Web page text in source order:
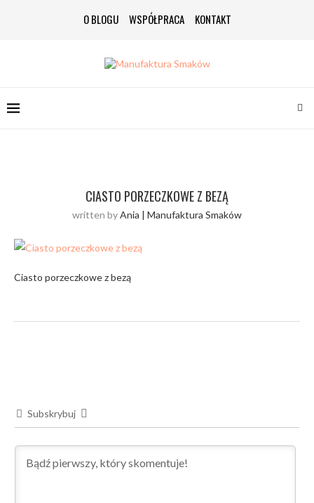
O BLOGU WSPÓŁPRACA KONTAKT
CIASTO PORZECZKOWE Z BEZĄ
written byAnia | Manufaktura Smaków
Ciasto porzeczkowe z bezą
Subskrybuj